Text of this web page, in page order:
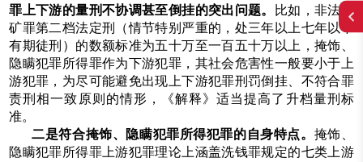
罪上下游的量刑不协调甚至倒挂的突出问题。
比如，非法采
矿罪第二档法定刑（情节特别严重的，处三年以上七年以下
有期徒刑）的数额标准为五十万至一百五十万以上，掩饰、
隐瞒犯罪所得罪作为下游犯罪，其社会危害性一般要小于上
游犯罪，为尽可能避免出现上下游犯罪刑罚倒挂、不符合罪
责刑相一致原则的情形，《解释》适当提高了升档量刑标
准。
二是符合掩饰、隐瞒犯罪所得犯罪的自身特点。 掩饰、
隐瞒犯罪所得罪上游犯罪理论上涵盖洗钱罪规定的七类上游